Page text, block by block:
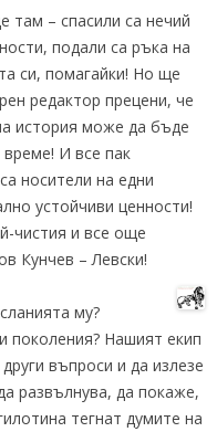
там – спасили са нечий
подали са ръка на
си, помагайки! Но ще
редактор прецени, че
история може да бъде
И все пак
носители на едни
устойчиви ценности!
чистия и все още
Кунчев – Левски!
му?
поколения? Нашият екип
въпроси и да излезе
развълнува, да покаже,
тегнат думите на